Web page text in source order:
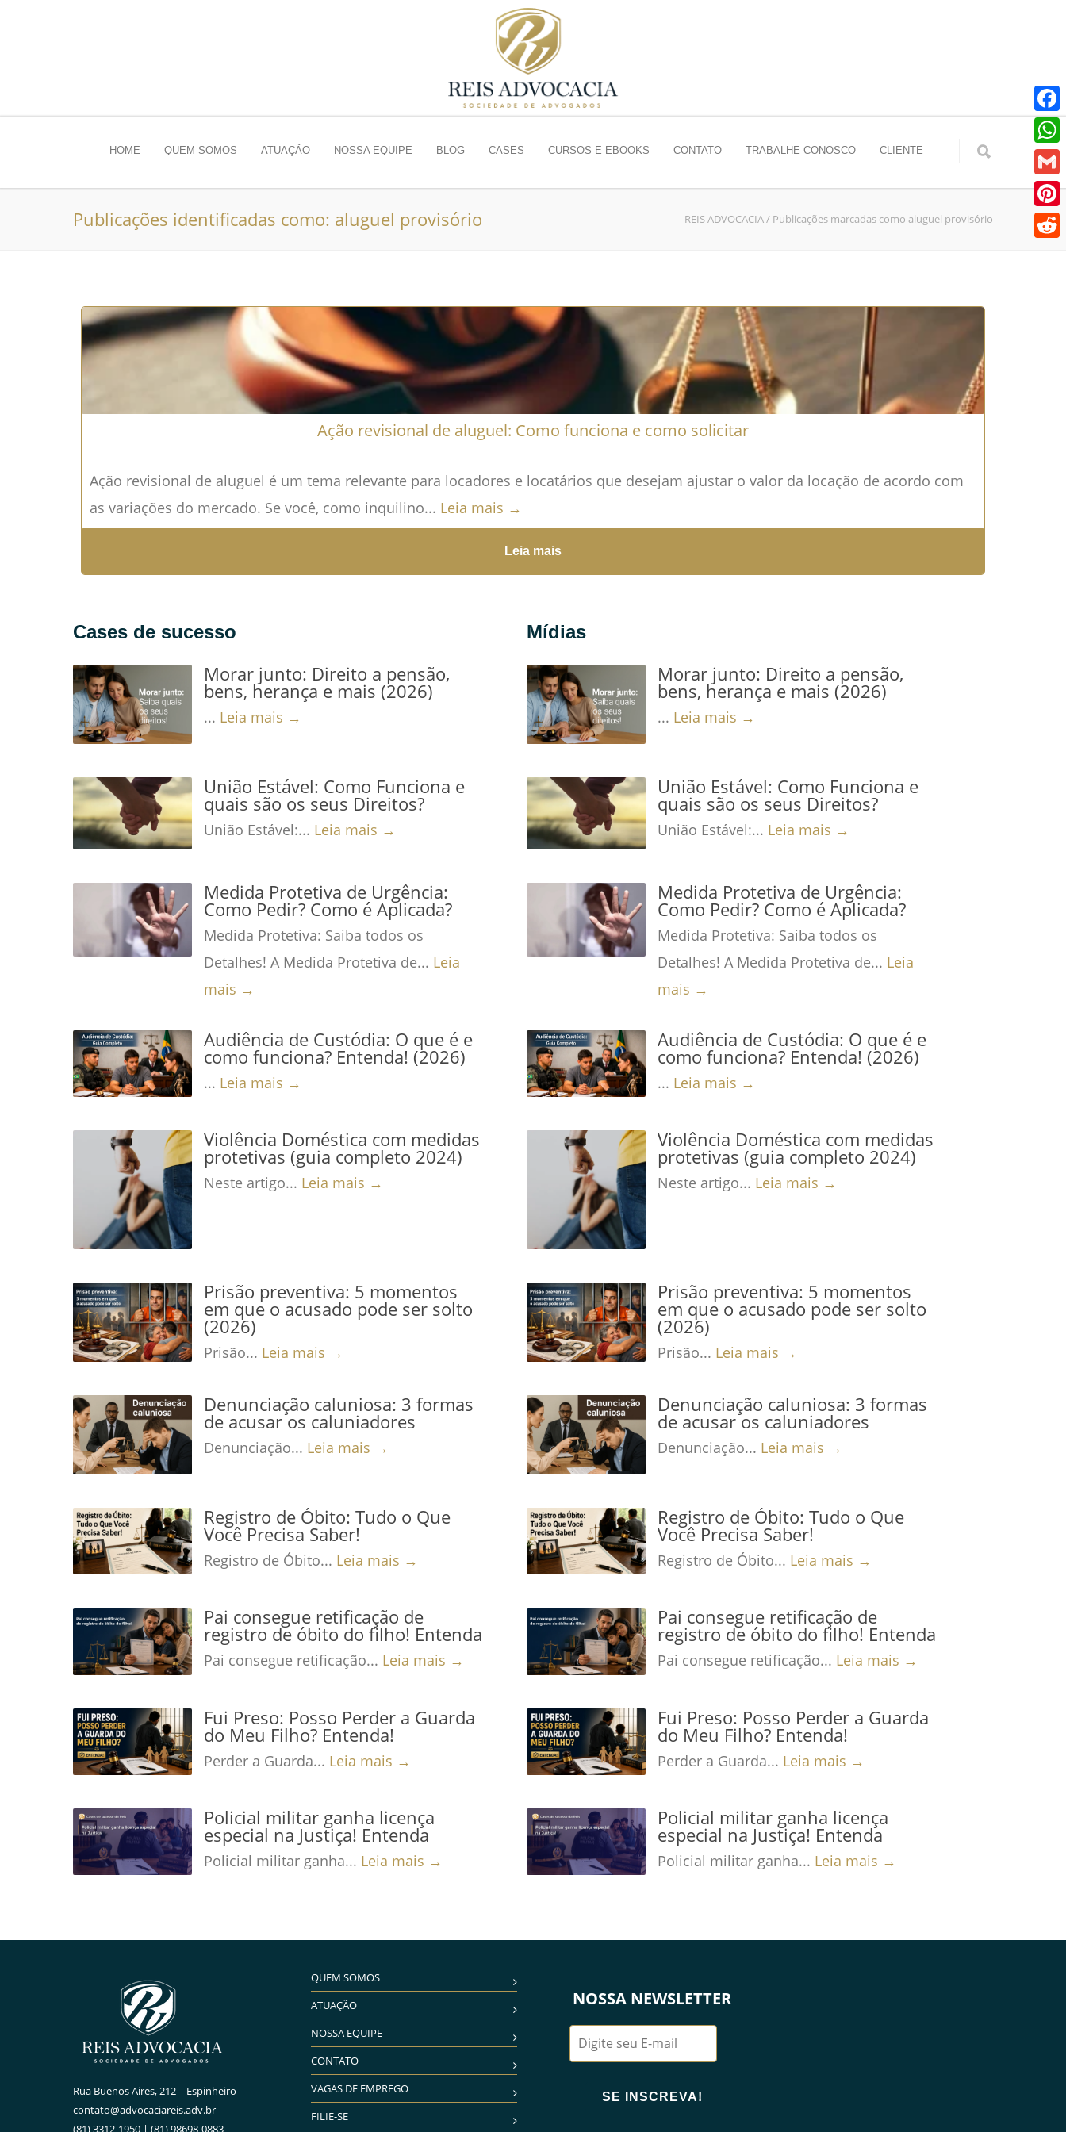
HOME QUEM SOMOS ATUAÇÃO NOSSA EQUIPE BLOG CASES CURSOS E EBOOKS CONTATO TRABALHE CONOSCO CLIENTE
Publicações identificadas como: aluguel provisório REIS ADVOCACIA/ Publicações marcadas como aluguel provisório
Ação revisional de aluguel: Como funciona e como solicitar
Ação revisional de aluguel é um tema relevante para locadores e locatários que desejam ajustar o valor da locação de acordo com
as variações do mercado. Se você, como inquilino... Leia mais →
Leia mais
Cases de sucesso
Morar junto: Direito a pensão,
bens, herança e mais (2026)
... Leia mais →
União Estável: Como Funciona e
quais são os seus Direitos?
União Estável:... Leia mais →
Medida Protetiva de Urgência:
Como Pedir? Como é Aplicada?
Medida Protetiva: Saiba todos os
Detalhes! A Medida Protetiva de... Leia
mais →
Audiência de Custódia: O que é e
como funciona? Entenda! (2026)
... Leia mais →
Violência Doméstica com medidas
protetivas (guia completo 2024)
Neste artigo... Leia mais →
Prisão preventiva: 5 momentos
em que o acusado pode ser solto
(2026)
Prisão... Leia mais →
Denunciação caluniosa: 3 formas
de acusar os caluniadores
Denunciação... Leia mais →
Registro de Óbito: Tudo o Que
Você Precisa Saber!
Registro de Óbito... Leia mais →
Pai consegue retificação de
registro de óbito do filho! Entenda
Pai consegue retificação... Leia mais →
Fui Preso: Posso Perder a Guarda
do Meu Filho? Entenda!
Perder a Guarda... Leia mais →
Policial militar ganha licença
especial na Justiça! Entenda
Policial militar ganha... Leia mais →
Mídias
Morar junto: Direito a pensão,
bens, herança e mais (2026)
... Leia mais →
União Estável: Como Funciona e
quais são os seus Direitos?
União Estável:... Leia mais →
Medida Protetiva de Urgência:
Como Pedir? Como é Aplicada?
Medida Protetiva: Saiba todos os
Detalhes! A Medida Protetiva de... Leia
mais →
Audiência de Custódia: O que é e
como funciona? Entenda! (2026)
... Leia mais →
Violência Doméstica com medidas
protetivas (guia completo 2024)
Neste artigo... Leia mais →
Prisão preventiva: 5 momentos
em que o acusado pode ser solto
(2026)
Prisão... Leia mais →
Denunciação caluniosa: 3 formas
de acusar os caluniadores
Denunciação... Leia mais →
Registro de Óbito: Tudo o Que
Você Precisa Saber!
Registro de Óbito... Leia mais →
Pai consegue retificação de
registro de óbito do filho! Entenda
Pai consegue retificação... Leia mais →
Fui Preso: Posso Perder a Guarda
do Meu Filho? Entenda!
Perder a Guarda... Leia mais →
Policial militar ganha licença
especial na Justiça! Entenda
Policial militar ganha... Leia mais →
Rua Buenos Aires, 212 – Espinheiro
contato@advocaciareis.adv.br
(81) 3312-1950 | (81) 98698-0883
QUEM SOMOS
ATUAÇÃO
NOSSA EQUIPE
CONTATO
VAGAS DE EMPREGO
FILIE-SE
NOSSA NEWSLETTER
Gmail